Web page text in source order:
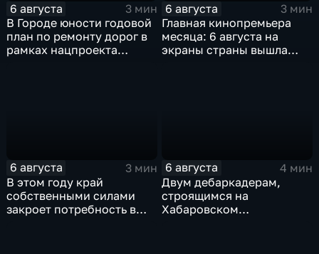
6 августа
3 мин
В Городе юности годовой
план по ремонту дорог в
рамках нацпроекта
6 августа
3 мин
Главная кинопремьера
месяца: 6 августа на
экраны страны вышла
6 августа
3 мин
В этом году край
собственными силами
закроет потребность в
6 августа
4 мин
Двум дебаркадерам,
строящимся на
Хабаровском